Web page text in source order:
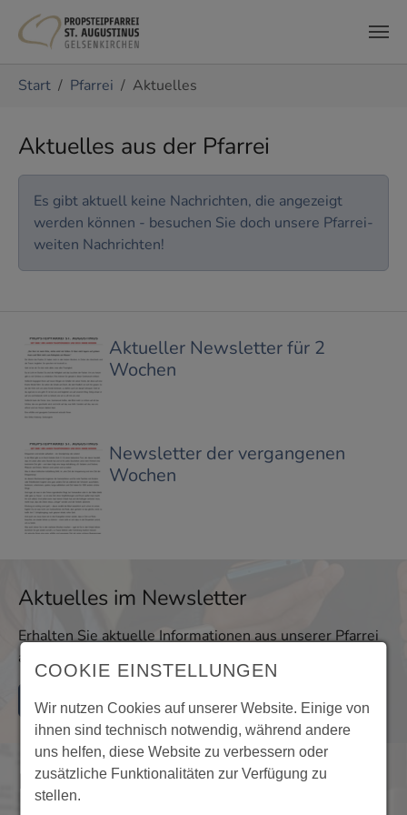
Start Pfarrei Aktuelles
Aktuelles aus der Pfarrei
Es gibt aktuell keine Nachrichten, die angezeigt
werden können - besuchen Sie doch unsere Pfarrei-
weiten Nachrichten!
Aktueller Newsletter für 2
Wochen
Newsletter der vergangenen
Wochen
Aktuelles im Newsletter
Erhalten Sie aktuelle Informationen aus unserer Pfarrei
auch per E-Mail!
Mehr Informationen
Nachrichten im Archiv
COOKIE EINSTELLUNGEN
Wir nutzen Cookies auf unserer Website. Einige von
ihnen sind technisch notwendig, während andere
uns helfen, diese Website zu verbessern oder
zusätzliche Funktionalitäten zur Verfügung zu
stellen.